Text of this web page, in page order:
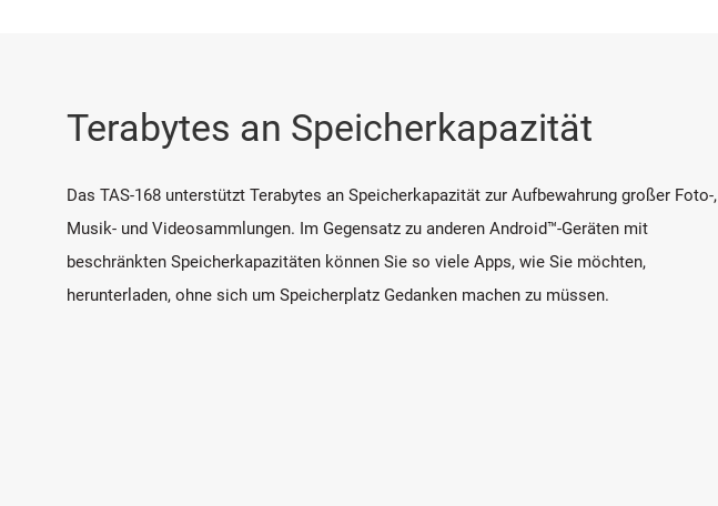
Terabytes an Speicherkapazität
Das TAS-168 unterstützt Terabytes an Speicherkapazität zur Aufbewahrung großer Foto-,
Musik- und Videosammlungen. Im Gegensatz zu anderen Android™-Geräten mit
beschränkten Speicherkapazitäten können Sie so viele Apps, wie Sie möchten,
herunterladen, ohne sich um Speicherplatz Gedanken machen zu müssen.